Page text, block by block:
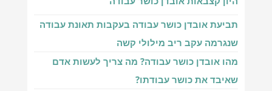
תביעת אובדן כושר עבודה בעקבות תאונת עבודה
שנגרמה עקב ריב מילולי קשה
מהו אובדן כושר עבודה? מה צריך לעשות אדם
שאיבד את כושר עבודתו?